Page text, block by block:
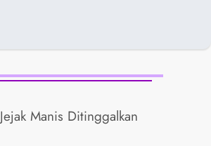
Jejak Manis Ditinggalkan